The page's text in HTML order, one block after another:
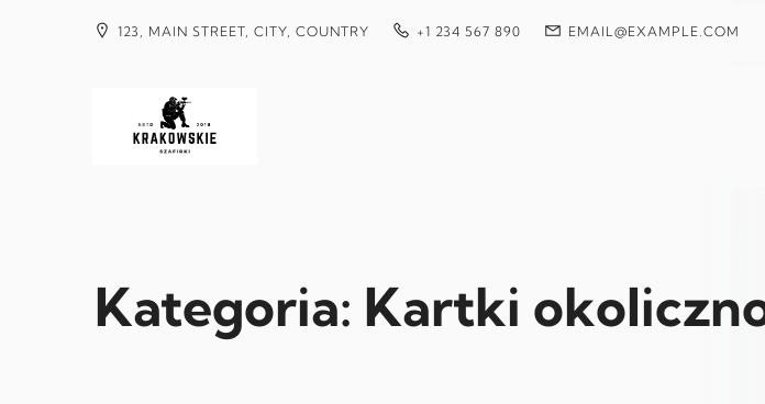
123, MAIN STREET, CITY, COUNTRY +1 234 567 890 EMAIL@EXAMPLE.COM
Kategoria: Kartki